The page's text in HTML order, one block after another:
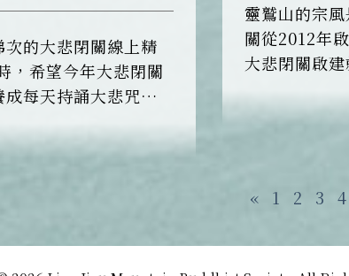
次的大悲閉關線上精
，希望今年大悲閉關
每天持誦大悲咒的
靈鷲山的宗
關從2012年
大悲閉關啟
關指導法師
透過生活化
社會大眾跟靈
« 1 2 3 4